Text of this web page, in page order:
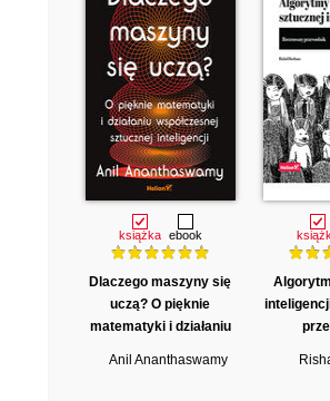
książka ebook
Dlaczego maszyny się
uczą? O pięknie
matematyki i działaniu
Anil Ananthaswamy